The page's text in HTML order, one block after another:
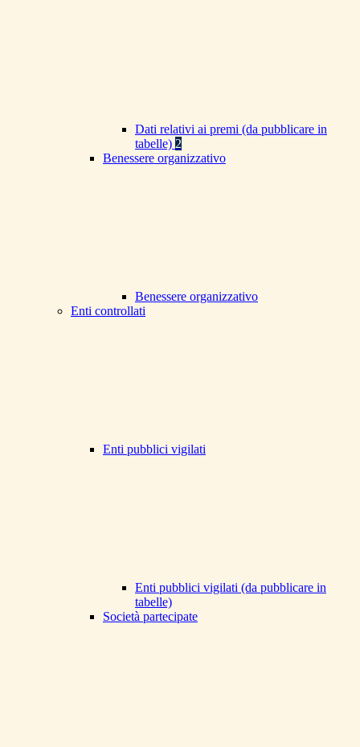
Dati relativi ai premi (da pubblicare in
tabelle) 2
Benessere organizzativo
Benessere organizzativo
Enti controllati
Enti pubblici vigilati
Enti pubblici vigilati (da pubblicare in
tabelle)
Società partecipate